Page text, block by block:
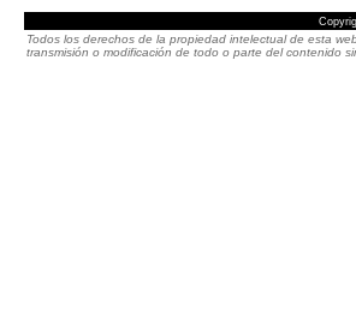
Todos los derechos de la propiedad intelectual de esta
transmisión o modificación de todo o parte del contenido